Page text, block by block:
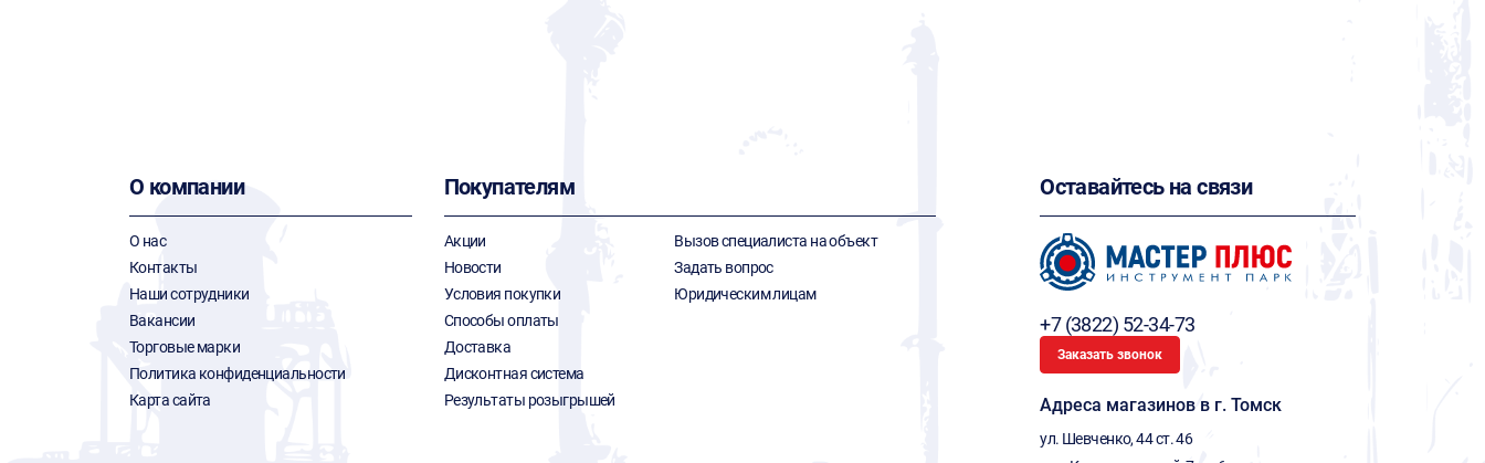
О компании
О нас
Контакты
Наши сотрудники
Вакансии
Торговые марки
Политика конфиденциальности
Карта сайта
Покупателям
Акции
Новости
Условия покупки
Способы оплаты
Доставка
Дисконтная система
Результаты розыгрышей
Вызов специалиста на объект
Задать вопрос
Юридическим лицам
Оставайтесь на связи
+7 (3822) 52-34-73
Заказать звонок
Адреса магазинов в г. Томск
ул. Шевченко, 44 ст. 46